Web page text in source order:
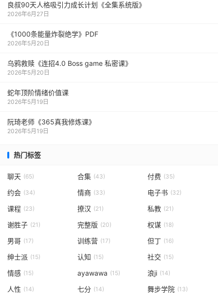
良叔90天人格吸引力成长计划《全集系统版》
2026年6月27日
《1000‮能条‬‎量‮裂炸‬‎绝学》PDF
2026年5月20日
乌鸦救赎《连招4.0 Boss game 私密课》
2026年5月20日
蛇年顶阶情绪价值课
2026年5月19日
阮琦老师《365真我修炼课》
2026年5月19日
热门标签
聊天 (65) 合集 (43) 付费 (35)
约会 (34) 情商 (33) 电子书 (32)
课程 (23) 撩汉 (21) 私教 (21)
谢胜子 (21) 完整版 (20) 权谋 (18)
男哥 (17) 训练营 (17) 但丁 (16)
绅士派 (15) 认知 (15) 社交 (15)
情感 (15) ayawawa (15) 浪ji (14)
人性 (14) 七分 (14) 舞步学院 (13)